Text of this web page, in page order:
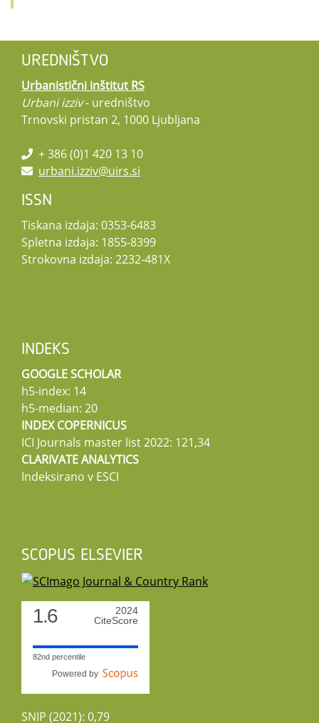
UREDNIŠTVO
Urbanistični inštitut RS
Urbani izziv- uredništvo
Trnovski pristan 2, 1000 Ljubljana
+ 386 (0)1 420 13 10
urbani.izziv@uirs.si
ISSN
Tiskana izdaja: 0353-6483
Spletna izdaja: 1855-8399
Strokovna izdaja: 2232-481X
INDEKS
GOOGLE SCHOLAR
h5-index: 14
h5-median: 20
INDEX COPERNICUS
ICI Journals master list 2022: 121,34
CLARIVATE ANALYTICS
Indeksirano v ESCI
SCOPUS ELSEVIER
1.6
2024
CiteScore
82nd percentile
Powered by
SNIP (2021): 0,79